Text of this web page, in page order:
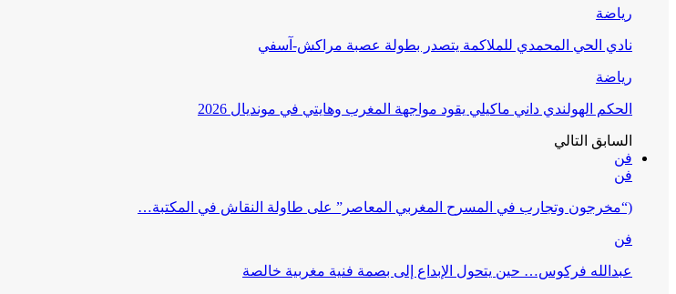
رياضة
نادي الحي المحمدي للملاكمة يتصدر بطولة عصبة مراكش-آسفي
رياضة
الحكم الهولندي داني ماكيلي يقود مواجهة المغرب وهايتي في مونديال 2026
السابق التالي
فن
فن
(“مخرجون وتجارب في المسرح المغربي المعاصر” على طاولة النقاش في المكتبة…
فن
عبدالله فركوس… حين يتحول الإبداع إلى بصمة فنية مغربية خالصة